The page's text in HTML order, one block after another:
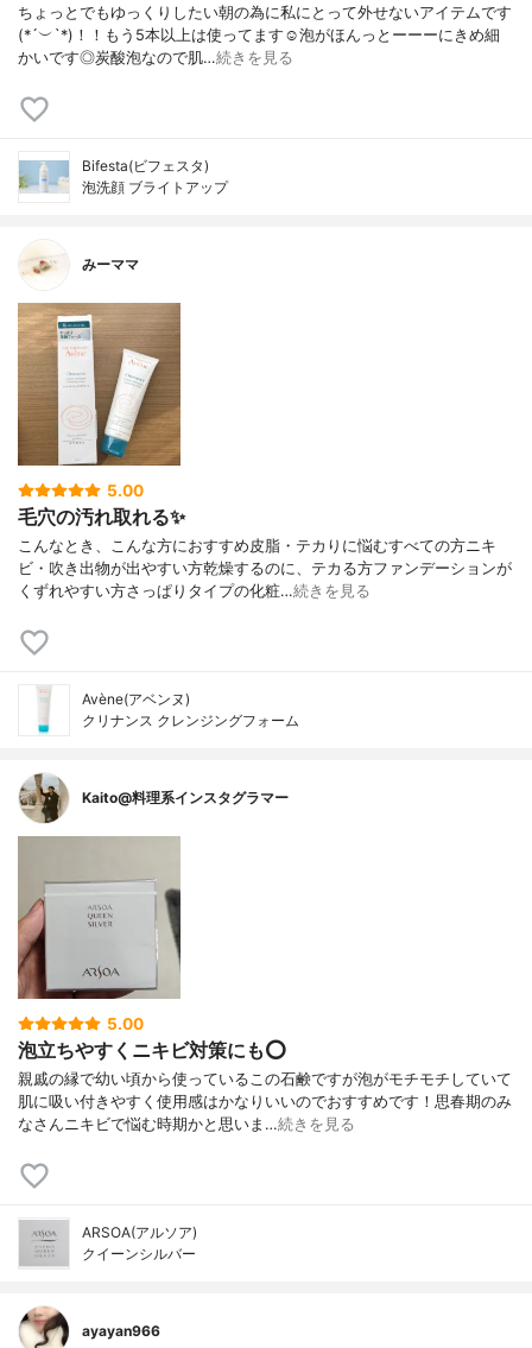
ちょっとでもゆっくりしたい朝の為に私にとって外せないアイテムです
(*´︶`*)！！もう5本以上は使ってます☺️泡がほんっとーーーにきめ細
かいです◎炭酸泡なので肌…続きを見る
Bifesta(ビフェスタ)
泡洗顔 ブライトアップ
みーママ
5.00
毛穴の汚れ取れる✨
こんなとき、こんな方におすすめ皮脂・テカりに悩むすべての方ニキ
ビ・吹き出物が出やすい方乾燥するのに、テカる方ファンデーションが
くずれやすい方さっぱりタイプの化粧…続きを見る
Avène(アベンヌ)
クリナンス クレンジングフォーム
Kaito@料理系インスタグラマー
5.00
泡立ちやすくニキビ対策にも⭕
親戚の縁で幼い頃から使っているこの石鹸ですが泡がモチモチしていて
肌に吸い付きやすく使用感はかなりいいのでおすすめです！思春期のみ
なさんニキビで悩む時期かと思いま…続きを見る
ARSOA(アルソア)
クイーンシルバー
ayayan966